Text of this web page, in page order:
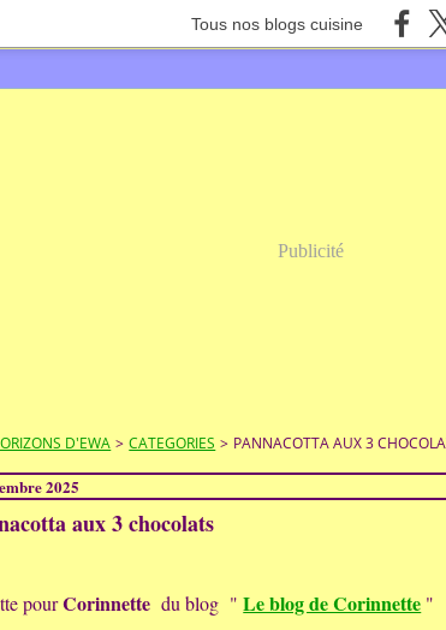
Tous nos blogs cuisine
Publicité
D'EWA > CATEGORIES > PANNACOTTA AUX 3
2025
aux 3 chocolats
pourCorinnette du blog " Le blog de Corinnette "